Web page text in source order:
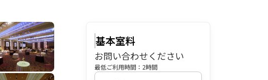
基本室料
お問い合わせください
最低ご利用時間： 2時間